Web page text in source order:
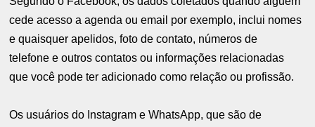
cede acesso a agenda ou email por exemplo, inclui nomes
e quaisquer apelidos, foto de contato, números de
telefone e outros contatos ou informações relacionadas
que você pode ter adicionado como relação ou profissão.
Os usuários do Instagram e WhatsApp, que são de